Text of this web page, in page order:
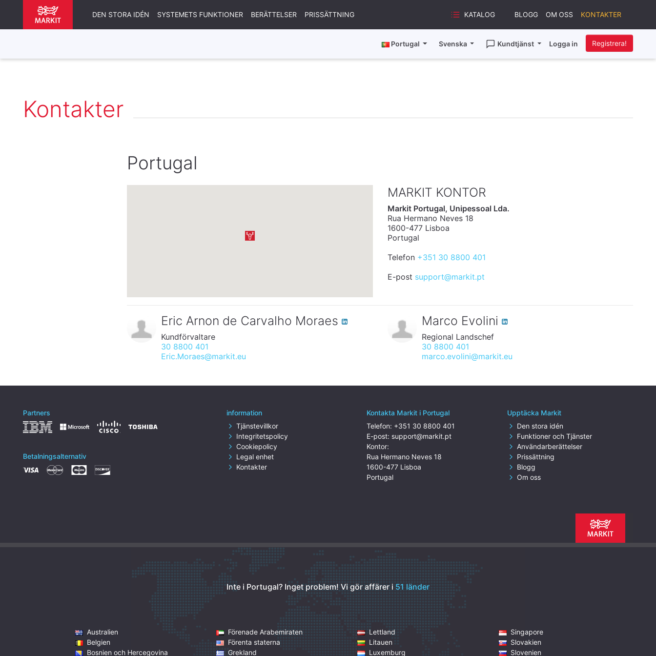
DEN STORA IDÉN SYSTEMETS FUNKTIONER BERÄTTELSER PRISSÄTTNING KATALOG BLOGG OM OSS KONTAKTER
Portugal Svenska Kundtjänst Logga in Registrera!
Kontakter
Portugal
MARKIT KONTOR
Markit Portugal, Unipessoal Lda.
Rua Hermano Neves 18
1600-477 Lisboa
Portugal
Telefon +351 30 8800 401
E-post support@markit.pt
Eric Arnon de Carvalho Moraes
Kundförvaltare
30 8800 401
Eric.Moraes@markit.eu
Marco Evolini
Regional Landschef
30 8800 401
marco.evolini@markit.eu
information
Tjänstevillkor
Integritetspolicy
Cookiepolicy
Legal enhet
Kontakter
Kontakta Markit i Portugal
Telefon: +351 30 8800 401
E-post: support@markit.pt
Kontor:
Rua Hermano Neves 18
1600-477 Lisboa
Portugal
Upptäcka Markit
Den stora idén
Funktioner och Tjänster
Användarberättelser
Prissättning
Blogg
Om oss
Partners
Betalningsalternativ
Inte i Portugal? Inget problem! Vi gör affärer i 51 länder
Australien
Belgien
Bosnien och Hercegovina
Förenade Arabemiraten
Förenta staterna
Grekland
Lettland
Litauen
Luxemburg
Singapore
Slovakien
Slovenien